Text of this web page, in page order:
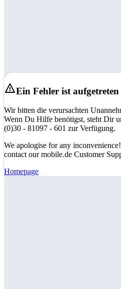
Ein Fehler ist
Wir bitten die verursachten
Wenn Du Hilfe benötigst, steht Dir
(0)30 - 81097 - 601 zur Verfügung.
We apologise for any
contact our mobile.de Customer
Homepage